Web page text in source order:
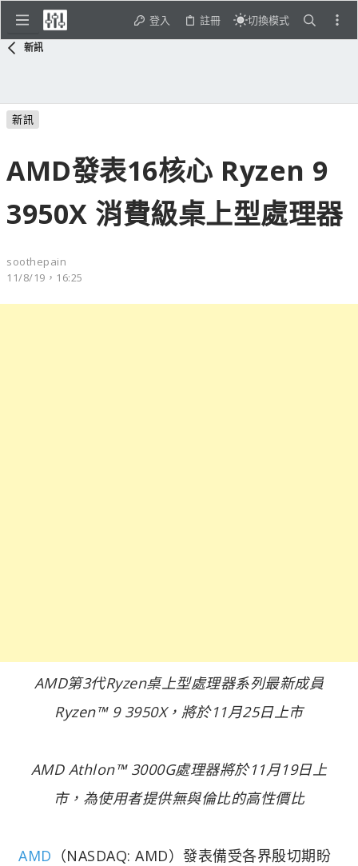
登入 註冊 切換模式
新訊
新訊
AMD發表16核心 Ryzen 9
3950X 消費級桌上型處理器
soothepain
11/8/19，16:25
AMD第3代Ryzen桌上型處理器系列最新成員
Ryzen™ 9 3950X，將於11月25日上市
AMD Athlon™ 3000G處理器將於11月19日上
市，為使用者提供無與倫比的高性價比
AMD （NASDAQ: AMD）發表備受各界殷切期盼